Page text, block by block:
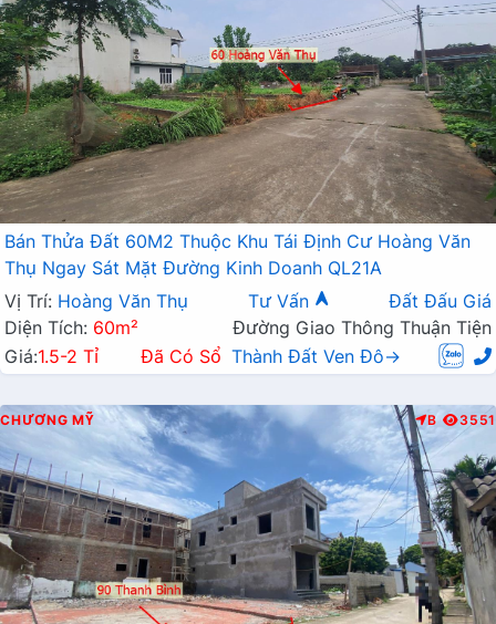
Bán Thửa Đất 60M2 Thuộc Khu Tái Định Cư Hoàng Văn
Thụ Ngay Sát Mặt Đường Kinh Doanh QL21A
Vị Trí: Hoàng Văn Thụ Tư Vấn
Đất Đấu Giá
Diện Tích: 60m²
Đường Giao Thông Thuận Tiện
Giá:1.5-2 Tỉ Đã Có Sổ Thành Đất Ven Đô→
CHƯƠNG MỸ B 3551